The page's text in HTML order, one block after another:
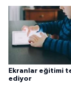
Ekranlar eğitimi
ediyor
Hakkari
Hatay